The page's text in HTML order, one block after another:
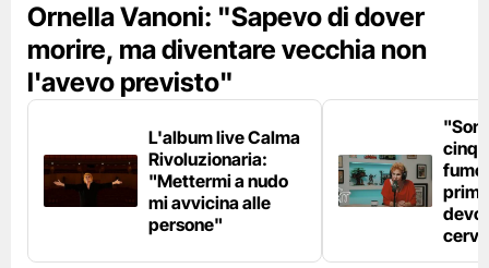
Ornella Vanoni: "Sapevo di dover
morire, ma diventare vecchia non
l'avevo previsto"
L'album live Calma
Rivoluzionaria:
"Mettermi a nudo
mi avvicina alle
persone"
fumo
devo